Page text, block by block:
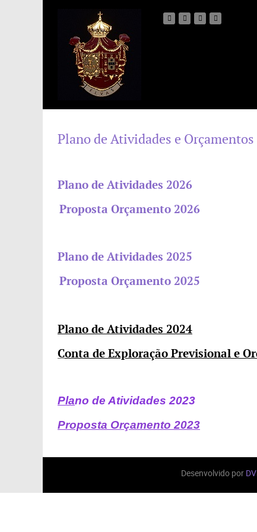
Plano de Atividades e Orçamentos
Plano de Atividades 2026
Proposta Orçamento 2026
Plano de Atividades 2025
Proposta Orçamento 2025
Plano de Atividades 2024
Conta de Exploração Previsional e
Plano de Atividades 2023
Proposta Orçamento 2023
Desenvolvido por